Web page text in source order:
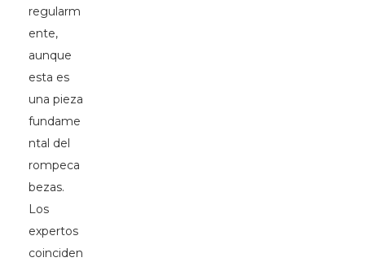
regularm
ente,
aunque
esta es
una pieza
fundame
ntal del
rompeca
bezas.
Los
expertos
coinciden